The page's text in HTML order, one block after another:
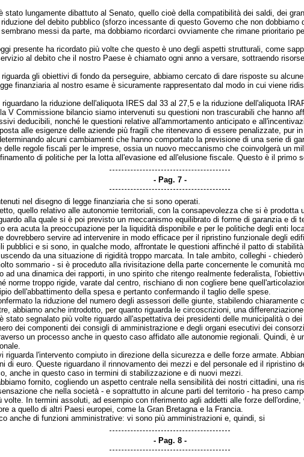
stato lungamente dibattuto al Senato, quello cioè della compatibilità dei saldi, dei
del debito pubblico (sforzo incessante di questo Governo che non dobbiamo
messi da parte, ma dobbiamo ricordarci ovviamente che rimane prioritario
presente ha ricordato più volte che questo è uno degli aspetti strutturali, come
al debito che il nostro Paese è chiamato ogni anno a versare, sottraendo
gli obiettivi di fondo da perseguire, abbiamo cercato di dare risposte su
finanziaria al nostro esame è sicuramente rappresentato dal modo in cui viene
la riduzione dell'aliquota IRES dal 33 al 27,5 e la riduzione dell'aliquota
V Commissione bilancio siamo intervenuti su questioni non trascurabili che hanno
deducibili, nonché le questioni relative all'ammortamento anticipato e
alle esigenze delle aziende più fragili che ritenevano di essere penalizzate, pur
alcuni cambiamenti che hanno comportato la previsione di una serie di
delle regole fiscali per le imprese, ossia un nuovo meccanismo che coinvolgerà un
di politiche per la lotta all'evasione ed all'elusione fiscale. Questo è il primo
Pag. 7
nel disegno di legge finanziaria che si sono operati.
quello relativo alle autonomie territoriali, con la consapevolezza che si è prodotta
alla quale si è poi previsto un meccanismo equilibrato di forme di garanzia e di
era acuta la preoccupazione per la liquidità disponibile e per le politiche degli enti
dovrebbero servire ad intervenire in modo efficace per il ripristino funzionale degli
pubblici e si sono, in qualche modo, affrontate le questioni affinché il patto di
da una situazione di rigidità troppo marcata. In tale ambito, colleghi -
sommario - si è proceduto alla rivisitazione della parte concernente le comunità
ad una dinamica dei rapporti, in uno spirito che ritengo realmente federalista,
norme troppo rigide, varate dal centro, rischiano di non cogliere bene
dell'abbattimento della spesa e pertanto confermando il taglio delle spese.
la riduzione del numero degli assessori delle giunte, stabilendo chiaramente
abbiamo anche introdotto, per quanto riguarda le circoscrizioni, una
stato segnalato più volte riguardo all'aspettativa dei presidenti delle municipalità o
dei componenti dei consigli di amministrazione e degli organi esecutivi dei
un processo anche in questo caso affidato alle autonomie regionali. Quindi, è
riguarda l'intervento compiuto in direzione della sicurezza e delle forze armate.
di euro. Queste riguardano il rinnovamento dei mezzi e del personale ed il ripristino
anche in questo caso in termini di stabilizzazione e di nuovi mezzi.
fornito, cogliendo un aspetto centrale nella sensibilità dei nostri cittadini, una
che nella società - e soprattutto in alcune parti del territorio - ha preso
In termini assoluti, ad esempio con riferimento agli addetti alle forze
a quello di altri Paesi europei, come la Gran Bretagna e la Francia.
anche di funzioni amministrative: vi sono più amministrazioni e, quindi, si
Pag. 8